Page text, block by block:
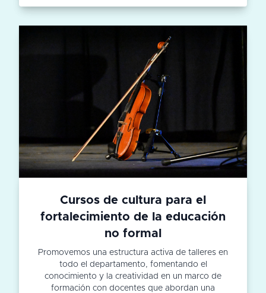
Cursos de cultura para el
fortalecimiento de la educación
no formal
Promovemos una estructura activa de talleres en
todo el departamento, fomentando el
conocimiento y la creatividad en un marco de
formación con docentes que abordan una